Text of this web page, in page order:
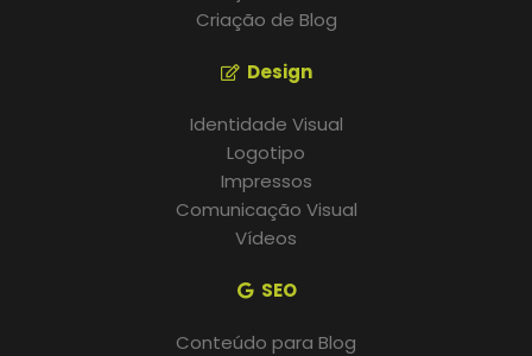
Criação de Blog
Design
Identidade Visual
Logotipo
Impressos
Comunicação Visual
Vídeos
SEO
Conteúdo para Blog